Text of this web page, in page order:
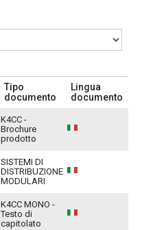
Tipo
documento
Lingua
documento
K4CC -
Brochure
prodotto
SISTEMI DI
DISTRIBUZIONE
MODULARI
K4CC MONO -
Testo di
capitolato